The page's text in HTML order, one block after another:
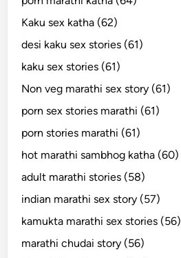
Kaku sex katha (62)
desi kaku sex stories (61)
kaku sex stories (61)
Non veg marathi sex story (61)
porn sex stories marathi (61)
porn stories marathi (61)
hot marathi sambhog katha (60)
adult marathi stories (58)
indian marathi sex story (57)
kamukta marathi sex stories (56)
marathi chudai story (56)